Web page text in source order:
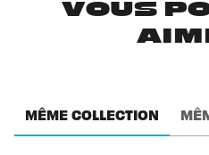
VOUS
MÊME COLLECTION